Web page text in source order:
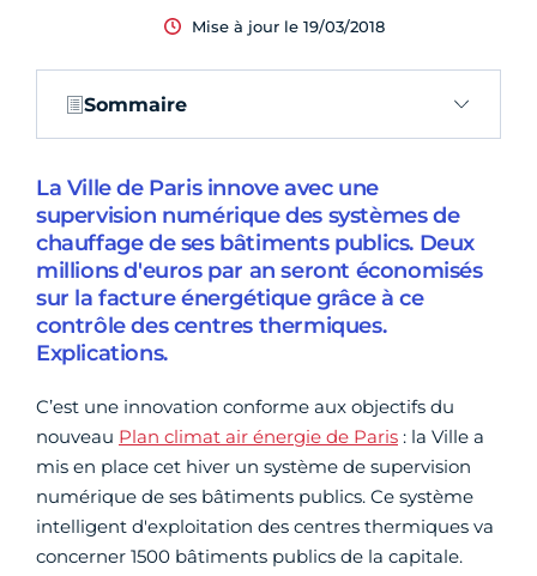
Mise à jour le 19/03/2018
Sommaire
La Ville de Paris innove avec une
supervision numérique des systèmes de
chauffage de ses bâtiments publics. Deux
millions d'euros par an seront économisés
sur la facture énergétique grâce à ce
contrôle des centres thermiques.
Explications.
C’est une innovation conforme aux objectifs du
nouveau Plan climat air énergie de Paris : la Ville a
mis en place cet hiver un système de supervision
numérique de ses bâtiments publics. Ce système
intelligent d'exploitation des centres thermiques va
concerner 1500 bâtiments publics de la capitale.